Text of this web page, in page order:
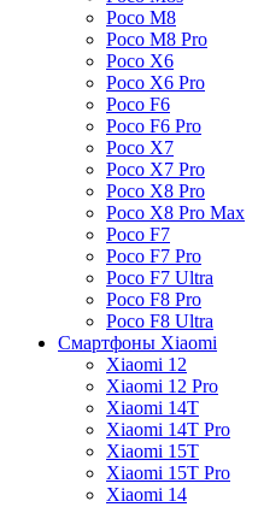
Poco M8
Poco M8 Pro
Poco X6
Poco X6 Pro
Poco F6
Poco F6 Pro
Poco X7
Poco X7 Pro
Poco X8 Pro
Poco X8 Pro Max
Poco F7
Poco F7 Pro
Poco F7 Ultra
Poco F8 Pro
Poco F8 Ultra
Смартфоны Xiaomi
Xiaomi 12
Xiaomi 12 Pro
Xiaomi 14T
Xiaomi 14T Pro
Xiaomi 15T
Xiaomi 15T Pro
Xiaomi 14